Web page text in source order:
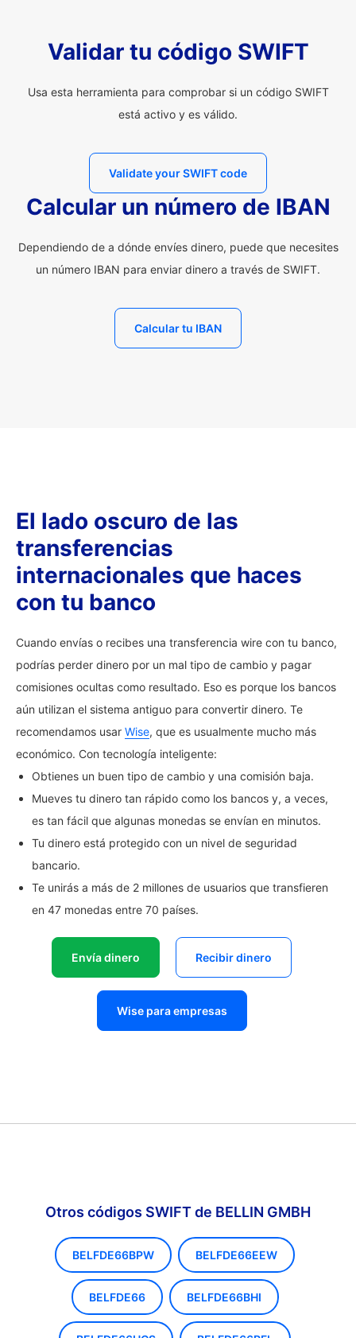
Validar tu código SWIFT
Usa esta herramienta para comprobar si un código SWIFT
está activo y es válido.
Validate your SWIFT code
Calcular un número de IBAN
Dependiendo de a dónde envíes dinero, puede que necesites
un número IBAN para enviar dinero a través de SWIFT.
Calcular tu IBAN
El lado oscuro de las
transferencias
internacionales que haces
con tu banco
Cuando envías o recibes una transferencia wire con tu banco,
podrías perder dinero por un mal tipo de cambio y pagar
comisiones ocultas como resultado. Eso es porque los bancos
aún utilizan el sistema antiguo para convertir dinero. Te
recomendamos usar Wise, que es usualmente mucho más
económico. Con tecnología inteligente:
Obtienes un buen tipo de cambio y una comisión baja.
Mueves tu dinero tan rápido como los bancos y, a veces,
es tan fácil que algunas monedas se envían en minutos.
Tu dinero está protegido con un nivel de seguridad
bancario.
Te unirás a más de 2 millones de usuarios que transfieren
en 47 monedas entre 70 países.
Envía dinero Recibir dinero
Wise para empresas
Otros códigos SWIFT de BELLIN GMBH
BELFDE66BPW BELFDE66EEW
BELFDE66 BELFDE66BHI